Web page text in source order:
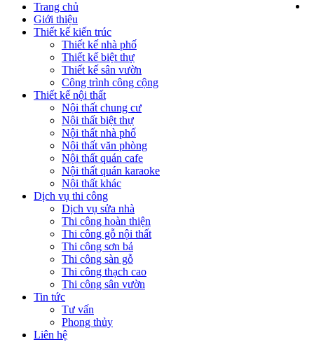
Trang chủ
Giới thiệu
Thiết kế kiến trúc
Thiết kế nhà phố
Thiết kế biệt thự
Thiết kế sân vườn
Công trình công cộng
Thiết kế nội thất
Nội thất chung cư
Nội thất biệt thự
Nội thất nhà phố
Nội thất văn phòng
Nội thất quán cafe
Nội thất quán karaoke
Nội thất khác
Dịch vụ thi công
Dịch vụ sửa nhà
Thi công hoàn thiện
Thi công gỗ nội thất
Thi công sơn bả
Thi công sàn gỗ
Thi công thạch cao
Thi công sân vườn
Tin tức
Tư vấn
Phong thủy
Liên hệ